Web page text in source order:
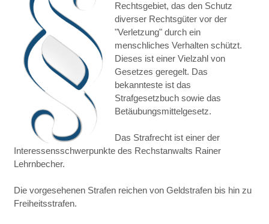
Rechtsgebiet, das den Schutz
diverser Rechtsgüter vor der
"Verletzung" durch ein
menschliches Verhalten schützt.
Dieses ist einer Vielzahl von
Gesetzes geregelt. Das
bekannteste ist das
Strafgesetzbuch sowie das
Betäubungsmittelgesetz.
Das Strafrecht ist einer der
Interessensschwerpunkte des Rechstanwalts Rainer
Lehrnbecher.
Die vorgesehenen Strafen reichen von Geldstrafen bis hin zu
Freiheitsstrafen.